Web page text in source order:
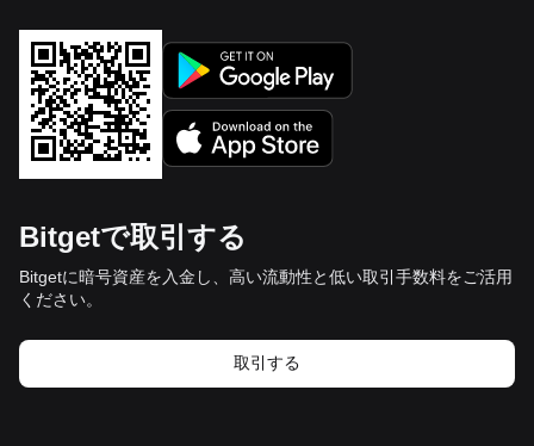
Bitgetで取引する
Bitgetに暗号資産を入金し、高い流動性と低い取引手数料をご活用
ください。
取引する